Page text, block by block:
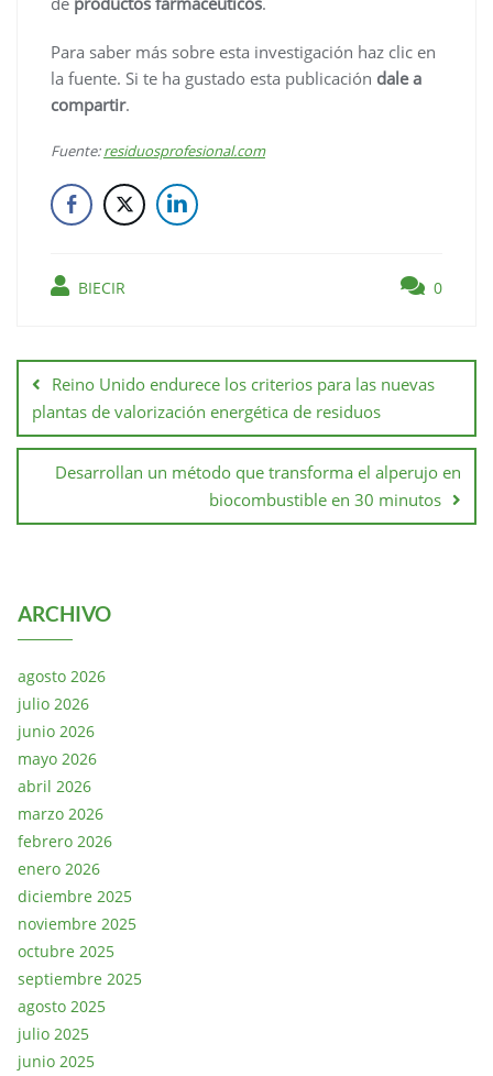
Para saber más sobre esta investigación haz clic en
la fuente. Si te ha gustado esta publicación dale a
compartir.
Fuente:residuosprofesional.com
BIECIR 0
Reino Unido endurece los criterios para las nuevas
plantas de valorización energética de residuos
Desarrollan un método que transforma el alperujo en
biocombustible en 30 minutos
ARCHIVO
agosto 2026
julio 2026
junio 2026
mayo 2026
abril 2026
marzo 2026
febrero 2026
enero 2026
diciembre 2025
noviembre 2025
octubre 2025
septiembre 2025
agosto 2025
julio 2025
junio 2025